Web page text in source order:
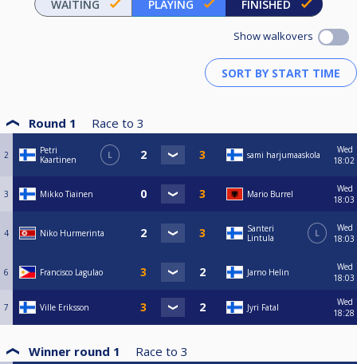
WAITING PLAYING FINISHED
Show walkovers
Round 1 Race to 3
2
Petri
Kaartinen
L sami harjumaaskola
Wed
18:02
3 Mikko Tiainen Mario Burrel
Wed
18:03
4 Niko Hurmerinta
Santeri
Lintula
L
Wed
18:03
6 Francisco Lagulao Jarno Helin
Wed
18:03
7 Ville Eriksson Jyri Fatal
Wed
18:28
Winner round 1 Race to 3